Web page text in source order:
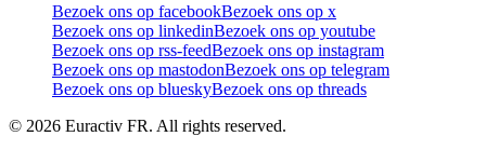
Bezoek ons op facebookBezoek ons op x
Bezoek ons op linkedinBezoek ons op youtube
Bezoek ons op rss-feedBezoek ons op instagram
Bezoek ons op mastodonBezoek ons op telegram
Bezoek ons op blueskyBezoek ons op threads
© 2026 Euractiv FR. All rights reserved.